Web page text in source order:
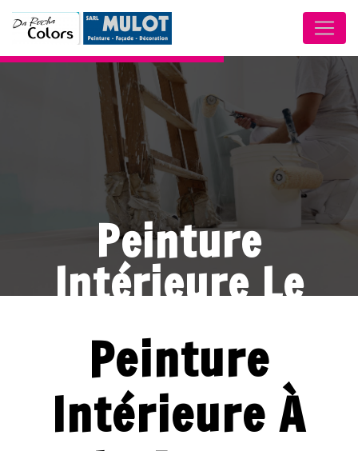
Panneau de gestion des cookies
Peinture
Intérieure Le
Mans
Peinture
Intérieure À